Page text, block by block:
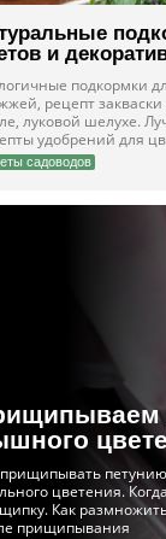
и
подкормки
рецепт
луковой шелухе.
удобрений для
садоводов
прищипывать
цветения.
Как
прищипывания